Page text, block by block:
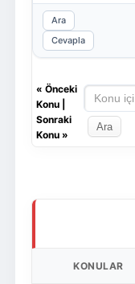
Ara
Cevapla
« Önceki
Konu|
Sonraki
Konu»
KONULAR